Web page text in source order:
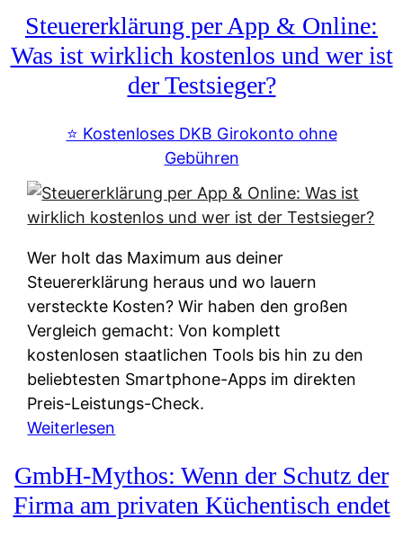
&
f
r
e
u
s
u
n
f
t
e
i
e
W
e
r
a
h
g
s
y
t
e
m
M
I
R
:
W
e
u
Steuererklärung per App & Online:
Was ist wirklich kostenlos und wer ist
der Testsieger?
⭐️ Kostenloses DKB Girokonto ohne
Gebühren
Wer holt das Maximum aus deiner
Steuererklärung heraus und wo lauern
versteckte Kosten? Wir haben den großen
Vergleich gemacht: Von komplett
kostenlosen staatlichen Tools bis hin zu den
beliebtesten Smartphone-Apps im direkten
Preis-Leistungs-Check.
Weiterlesen
t
e
u
GmbH-Mythos: Wenn der Schutz der
Firma am privaten Küchentisch endet